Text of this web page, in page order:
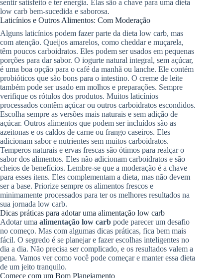
sentir satisfeito e ter energia. Elas são a chave para uma dieta
low carb bem-sucedida e saborosa.
Laticínios e Outros Alimentos: Com Moderação
Alguns laticínios podem fazer parte da dieta low carb, mas
com atenção. Queijos amarelos, como cheddar e muçarela,
têm poucos carboidratos. Eles podem ser usados em pequenas
porções para dar sabor. O iogurte natural integral, sem açúcar,
é uma boa opção para o café da manhã ou lanche. Ele contém
probióticos que são bons para o intestino. O creme de leite
também pode ser usado em molhos e preparações. Sempre
verifique os rótulos dos produtos. Muitos laticínios
processados contêm açúcar ou outros carboidratos escondidos.
Escolha sempre as versões mais naturais e sem adição de
açúcar. Outros alimentos que podem ser incluídos são as
azeitonas e os caldos de carne ou frango caseiros. Eles
adicionam sabor e nutrientes sem muitos carboidratos.
Temperos naturais e ervas frescas são ótimos para realçar o
sabor dos alimentos. Eles não adicionam carboidratos e são
cheios de benefícios. Lembre-se que a moderação é a chave
para esses itens. Eles complementam a dieta, mas não devem
ser a base. Priorize sempre os alimentos frescos e
minimamente processados para ter os melhores resultados na
sua jornada low carb.
Dicas práticas para adotar uma alimentação low carb
Adotar uma alimentação low carb pode parecer um desafio
no começo. Mas com algumas dicas práticas, fica bem mais
fácil. O segredo é se planejar e fazer escolhas inteligentes no
dia a dia. Não precisa ser complicado, e os resultados valem a
pena. Vamos ver como você pode começar e manter essa dieta
de um jeito tranquilo.
Comece com um Bom Planejamento